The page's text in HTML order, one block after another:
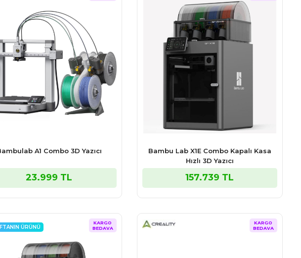
A1 Combo 3D Yazıcı
23.999 TL
Bambu Lab X1E Combo Kapalı Kasa
Hızlı 3D Yazıcı
157.739 TL
KARGO
BEDAVA
ÜRÜNÜ
KARGO
BEDAVA